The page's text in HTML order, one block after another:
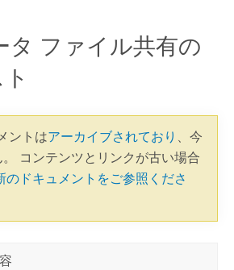
タ ファイル共有の
ントはアーカイブされており
、今
コンテンツとリンクが古い場合
のドキュメントをご参照くださ